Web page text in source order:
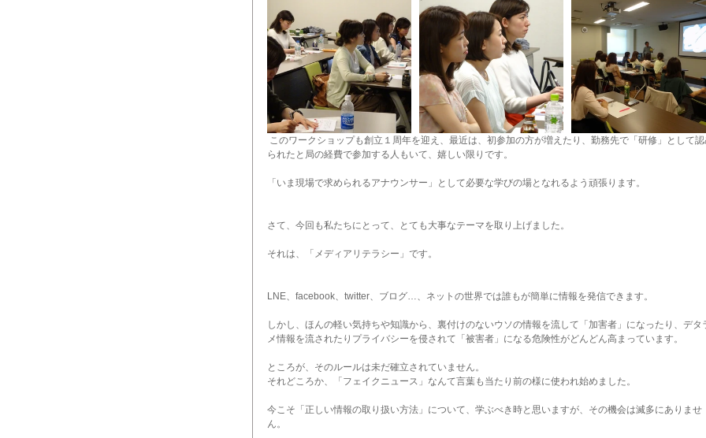
このワークショップも創立１周年を迎え、最近は、初参加の方が増えたり、勤務先で「研修」として
られたと局の経費で参加する人もいて、嬉しい限りです。
「いま現場で求められるアナウンサー」として必要な学びの場となれるよう頑張ります。
さて、今回も私たちにとって、とても大事なテーマを取り上げました。
それは、「メディアリテラシー」です。
LNE、facebook、twitter、ブログ…、ネットの世界では誰もが簡単に情報を発信できます。
しかし、ほんの軽い気持ちや知識から、裏付けのないウソの情報を流して「加害者」になったり、デタ
メ情報を流されたりプライバシーを侵されて「被害者」になる危険性がどんどん高まっています。
ところが、そのルールは未だ確立されていません。
それどころか、「フェイクニュース」なんて言葉も当たり前の様に使われ始めました。
今こそ「正しい情報の取り扱い方法」について、学ぶべき時と思いますが、その機会は滅多にありませ
ん。